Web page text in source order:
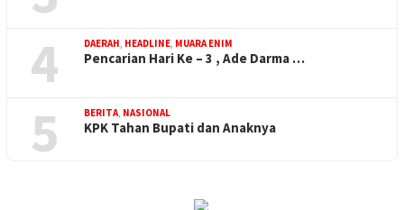
4 DAERAH, HEADLINE, MUARA ENIM
Pencarian Hari Ke – 3 , Ade Darma …
5 BERITA, NASIONAL
KPK Tahan Bupati dan Anaknya